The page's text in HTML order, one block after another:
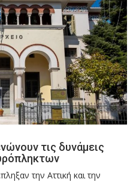
τις δυνάμεις
την Αττική και την